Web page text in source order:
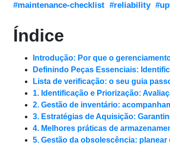
#maintenance-checklist #reliability
Índice
Introdução: Por que o
Definindo Peças Essenciais:
Lista de verificação: o seu guia
1. Identificação e Priorização:
2. Gestão de inventário:
3. Estratégias de Aquisição:
4. Melhores práticas de
5. Gestão da obsolescência: planear